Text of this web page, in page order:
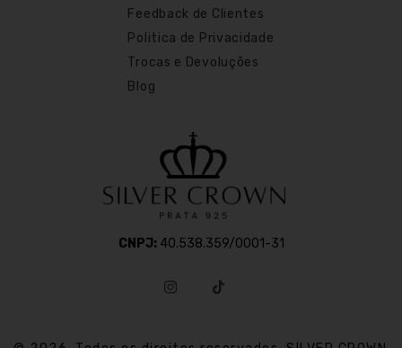
Feedback de Clientes
Politica de Privacidade
Trocas e Devoluções
Blog
CNPJ: 40.538.359/0001-31